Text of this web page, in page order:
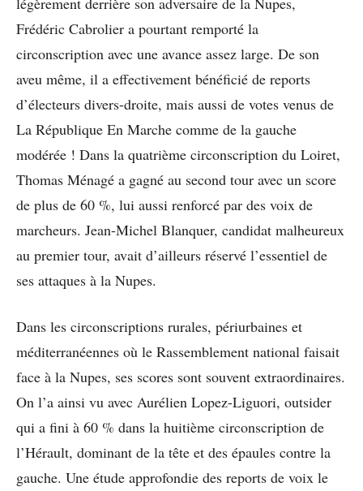
Frédéric Cabrolier a pourtant remporté la
circonscription avec une avance assez large. De son
aveu même, il a effectivement bénéficié de reports
d’électeurs divers-droite, mais aussi de votes venus de
La République En Marche comme de la gauche
modérée ! Dans la quatrième circonscription du Loiret,
Thomas Ménagé a gagné au second tour avec un score
de plus de 60 %, lui aussi renforcé par des voix de
marcheurs. Jean-Michel Blanquer, candidat malheureux
au premier tour, avait d’ailleurs réservé l’essentiel de
ses attaques à la Nupes.
Dans les circonscriptions rurales, périurbaines et
méditerranéennes où le Rassemblement national faisait
face à la Nupes, ses scores sont souvent extraordinaires.
On l’a ainsi vu avec Aurélien Lopez-Liguori, outsider
qui a fini à 60 % dans la huitième circonscription de
l’Hérault, dominant de la tête et des épaules contre la
gauche. Une étude approfondie des reports de voix le